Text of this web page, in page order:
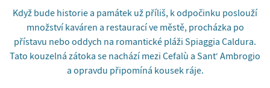
Když bude historie a památek už příliš, k odpočinku poslouží
množství kaváren a restaurací ve městě, procházka po
přístavu nebo oddych na romantické pláži Spiaggia Caldura.
Tato kouzelná zátoka se nachází mezi Cefalù a Sant‘ Ambrogio
a opravdu připomíná kousek ráje.